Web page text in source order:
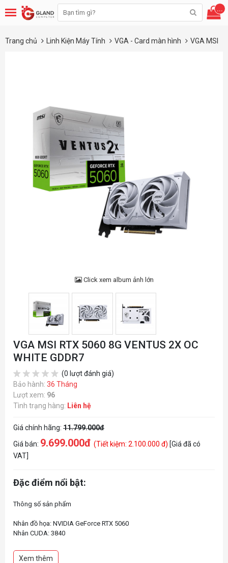
...
Trang chủ Linh Kiện Máy Tính VGA - Card màn hình VGA MSI
Click xem album ảnh lớn
VGA MSI RTX 5060 8G VENTUS 2X OC
WHITE GDDR7
(0 lượt đánh giá)
Bảo hành: 36 Tháng
Lượt xem: 96
Tình trạng hàng: Liên hệ
Giá chính hãng: 11.799.000đ
Giá bán: 9.699.000đ (Tiết kiệm: 2.100.000 đ) [Giá đã có
VAT]
Đặc điểm nổi bật:
Thông số sản phẩm
Nhân đồ họa: NVIDIA GeForce RTX 5060
Nhân CUDA: 3840
Loại bộ nhớ: GDDR7
Xem thêm